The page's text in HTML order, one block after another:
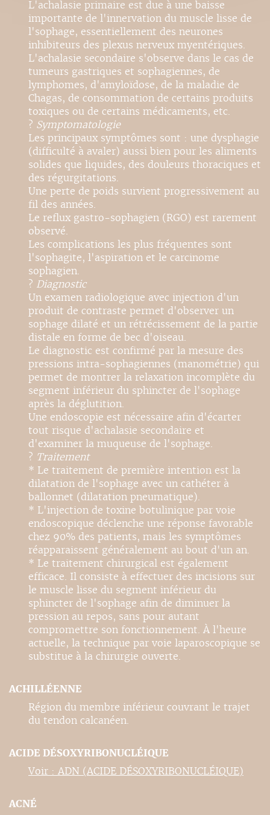
L'achalasie primaire est due à une baisse
importante de l'innervation du muscle lisse de
l'sophage, essentiellement des neurones
inhibiteurs des plexus nerveux myentériques.
L'achalasie secondaire s'observe dans le cas de
tumeurs gastriques et sophagiennes, de
lymphomes, d'amyloïdose, de la maladie de
Chagas, de consommation de certains produits
toxiques ou de certains médicaments, etc.
? Symptomatologie
Les principaux symptômes sont : une dysphagie
(difficulté à avaler) aussi bien pour les aliments
solides que liquides, des douleurs thoraciques et
des régurgitations.
Une perte de poids survient progressivement au
fil des années.
Le reflux gastro-sophagien (RGO) est rarement
observé.
Les complications les plus fréquentes sont
l'sophagite, l'aspiration et le carcinome
sophagien.
? Diagnostic
Un examen radiologique avec injection d'un
produit de contraste permet d'observer un
sophage dilaté et un rétrécissement de la partie
distale en forme de bec d'oiseau.
Le diagnostic est confirmé par la mesure des
pressions intra-sophagiennes (manométrie) qui
permet de montrer la relaxation incomplète du
segment inférieur du sphincter de l'sophage
après la déglutition.
Une endoscopie est nécessaire afin d'écarter
tout risque d'achalasie secondaire et
d'examiner la muqueuse de l'sophage.
? Traitement
* Le traitement de première intention est la
dilatation de l'sophage avec un cathéter à
ballonnet (dilatation pneumatique).
* L'injection de toxine botulinique par voie
endoscopique déclenche une réponse favorable
chez 90% des patients, mais les symptômes
réapparaissent généralement au bout d'un an.
* Le traitement chirurgical est également
efficace. Il consiste à effectuer des incisions sur
le muscle lisse du segment inférieur du
sphincter de l'sophage afin de diminuer la
pression au repos, sans pour autant
compromettre son fonctionnement. À l'heure
actuelle, la technique par voie laparoscopique se
substitue à la chirurgie ouverte.
ACHILLÉENNE
Région du membre inférieur couvrant le trajet
du tendon calcanéen.
ACIDE DÉSOXYRIBONUCLÉIQUE
Voir : ADN (ACIDE DÉSOXYRIBONUCLÉIQUE)
ACNÉ